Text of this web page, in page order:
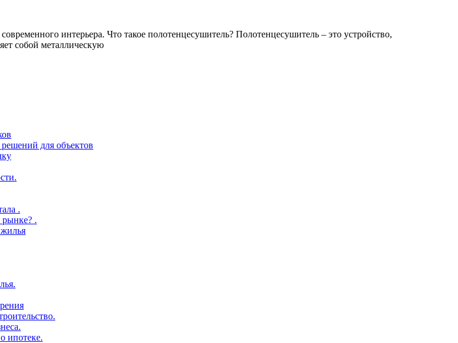
интерьера. Что такое полотенцесушитель? Полотенцесушитель – это устройство,
собой металлическую
для объектов
.
.
ипотеке.